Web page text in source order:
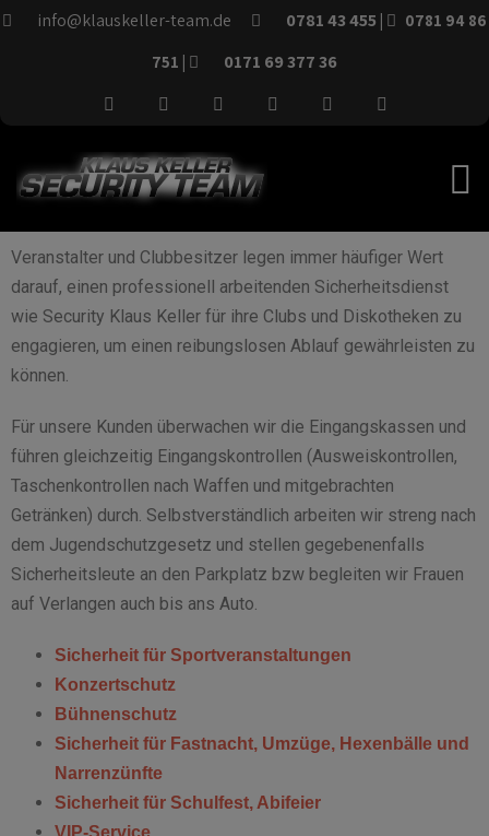
info@klauskeller-team.de 0781 43 455 |
0781 94 86
751 |
0171 69 377 36
Veranstalter und Clubbesitzer legen immer häufiger Wert
darauf, einen professionell arbeitenden Sicherheitsdienst
wie Security Klaus Keller für ihre Clubs und Diskotheken zu
engagieren, um einen reibungslosen Ablauf gewährleisten zu
können.
Für unsere Kunden überwachen wir die Eingangskassen und
führen gleichzeitig Eingangskontrollen (Ausweiskontrollen,
Taschenkontrollen nach Waffen und mitgebrachten
Getränken) durch. Selbstverständlich arbeiten wir streng nach
dem Jugendschutzgesetz und stellen gegebenenfalls
Sicherheitsleute an den Parkplatz bzw begleiten wir Frauen
auf Verlangen auch bis ans Auto.
Sicherheit für Sportveranstaltungen
Konzertschutz
Bühnenschutz
Sicherheit für Fastnacht, Umzüge, Hexenbälle und
Narrenzünfte
Sicherheit für Schulfest, Abifeier